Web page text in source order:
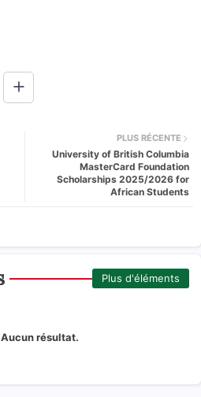
PLUS RÉCENTE
University of British Columbia
MasterCard Foundation
Scholarships 2025/2026 for
African Students
Plus d'éléments
Aucun résultat.